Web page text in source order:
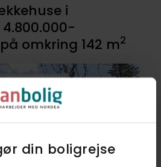
din boligrejse
i
omkring 142 m2
Indflytningsklart, ugenert og gode naboer